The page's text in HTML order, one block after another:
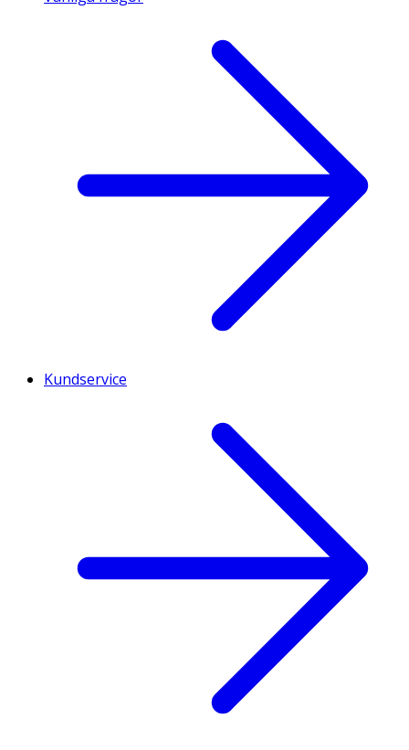
Kundservice